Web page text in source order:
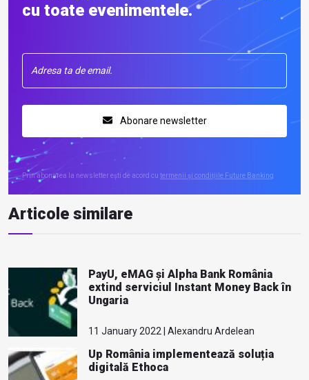
cu toate evenimentele.
Abonare newsletter
Prin abonarea la newsletter ești de acord cu termenii și condițiile Future Banking
Articole similare
PayU, eMAG și Alpha Bank România
extind serviciul Instant Money Back în
Ungaria
11 January 2022 | Alexandru Ardelean
Up România implementează soluția
digitală Ethoca